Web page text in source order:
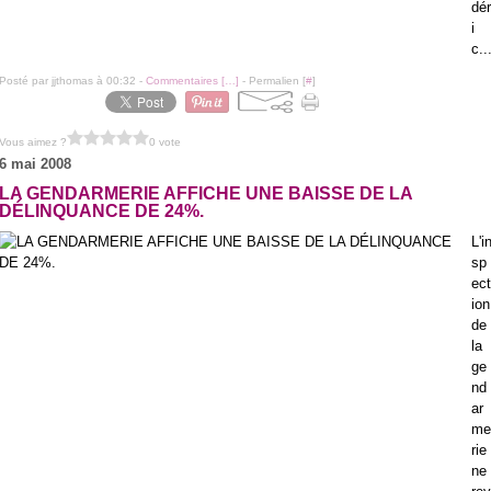
dér
i
c...
Posté par jjthomas à 00:32 - Commentaires [ ] - Permalien [#]
Vous aimez ? 0 vote
6 mai 2008
LA GENDARMERIE AFFICHE UNE BAISSE DE LA
DÉLINQUANCE DE 24%.
L'in
sp
ect
ion
de
la
ge
nd
ar
me
rie
ne